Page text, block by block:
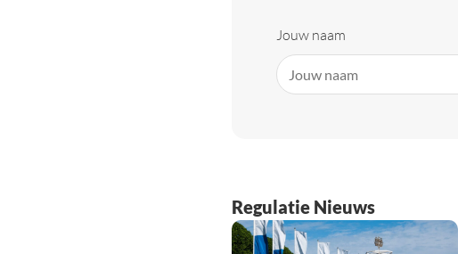
Jouw naam
Regulatie Nieuws